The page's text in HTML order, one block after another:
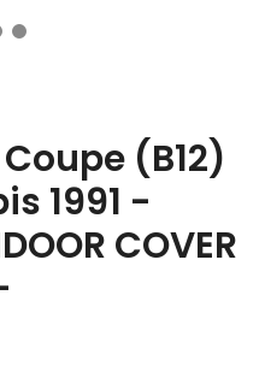
(B12)
1991 -
COVER